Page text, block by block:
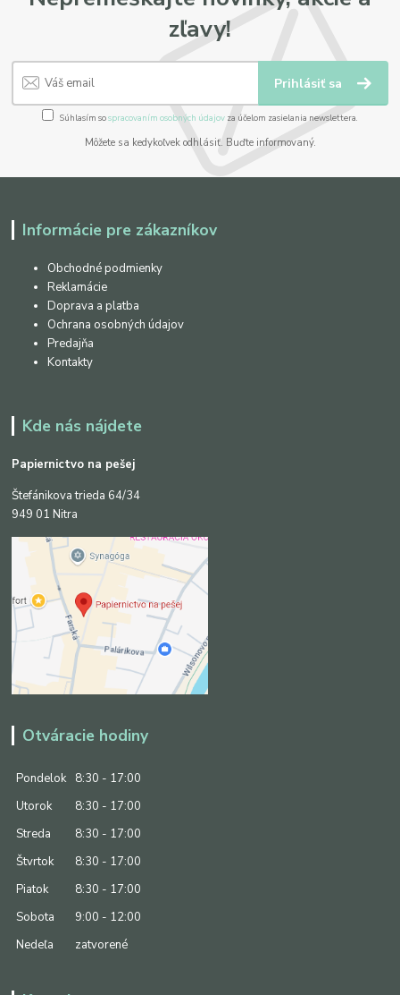
zľavy!
Prihlásiť sa
Súhlasím sospracovaním osobných údajov za účelom zasielania newslettera.
Môžete sa kedykoľvek odhlásiť. Buďte informovaný.
Informácie pre zákazníkov
Obchodné podmienky
Reklamácie
Doprava a platba
Ochrana osobných údajov
Predajňa
Kontakty
Kde nás nájdete
Papiernictvo na pešej
Štefánikova trieda 64/34
949 01 Nitra
Otváracie hodiny
Pondelok
8:30 - 17:00
Utorok
8:30 - 17:00
Streda
8:30 - 17:00
Štvrtok
8:30 - 17:00
Piatok
8:30 - 17:00
Sobota
9:00 - 12:00
Nedeľa
zatvorené